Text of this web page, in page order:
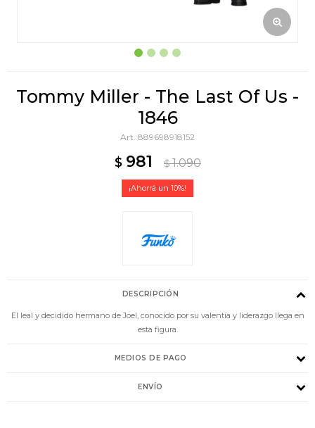
Tommy Miller - The Last Of Us -
1846
889698918152
$ 981 $ 1.090
10
DESCRIPCIÓN
El leal y decidido hermano de Joel, conocido por su valentía y liderazgo llega en
esta figura.
MEDIOS DE PAGO
ENVÍO